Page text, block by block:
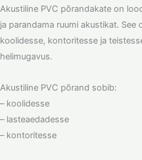
Akustiline PVC põrandakate on
ja parandama ruumi akustikat. See
koolidesse, kontoritesse ja
helimugavus.
Akustiline PVC põrand sobib:
– koolidesse
– lasteaedadesse
– kontoritesse